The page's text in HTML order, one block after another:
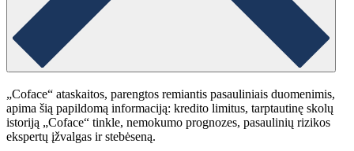
„Coface“ ataskaitos, parengtos remiantis pasauliniais duomenimis,
apima šią papildomą informaciją: kredito limitus, tarptautinę skolų
istoriją „Coface“ tinkle, nemokumo prognozes, pasaulinių rizikos
ekspertų įžvalgas ir stebėseną.